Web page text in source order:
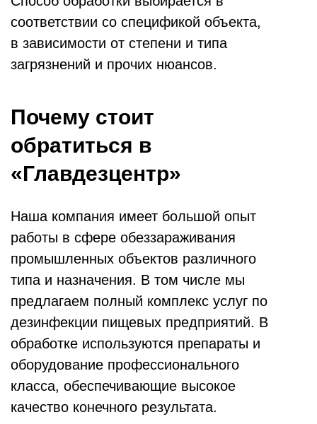
соответствии со спецификой объекта,
в зависимости от степени и типа
загрязнений и прочих нюансов.
Почему стоит
обратиться в
«Главдезцентр»
Наша компания имеет большой опыт
работы в сфере обеззараживания
промышленных объектов различного
типа и назначения. В том числе мы
предлагаем полный комплекс услуг по
дезинфекции пищевых предприятий. В
обработке используются препараты и
оборудование профессионального
класса, обеспечивающие высокое
качество конечного результата.